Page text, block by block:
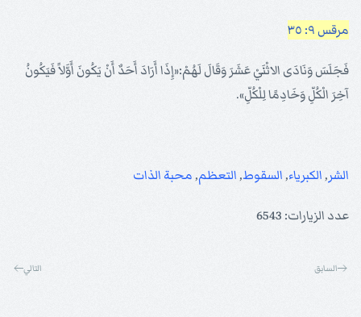
مرقس ٩: ٣٥
فَجَلَسَ وَنَادَى الاثْنَيْ عَشَرَ وَقَالَ لَهُمْ:«إِذَا أَرَادَ أَحَدٌ أَنْ يَكُونَ أَوَّلاً فَيَكُونُ
آخِرَ الْكُلِّ وَخَادِمًا لِلْكُلِّ».
الشر,الكبرياء,السقوط,التعظم,محبة الذات
عدد الزيارات: 6543
السابق التالي